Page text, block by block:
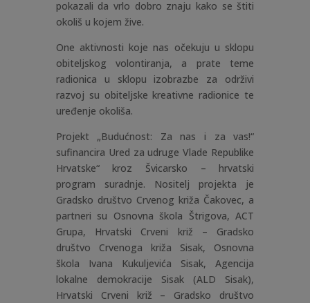
pokazali da vrlo dobro znaju kako se štiti
okoliš u kojem žive.
One aktivnosti koje nas očekuju u sklopu
obiteljskog volontiranja, a prate teme
radionica u sklopu izobrazbe za održivi
razvoj su obiteljske kreativne radionice te
uređenje okoliša.
Projekt „Budućnost: Za nas i za vas!“
sufinancira Ured za udruge Vlade Republike
Hrvatske“ kroz Švicarsko – hrvatski
program suradnje. Nositelj projekta je
Gradsko društvo Crvenog križa Čakovec, a
partneri su Osnovna škola Štrigova, ACT
Grupa, Hrvatski Crveni križ – Gradsko
društvo Crvenoga križa Sisak, Osnovna
škola Ivana Kukuljevića Sisak, Agencija
lokalne demokracije Sisak (ALD Sisak),
Hrvatski Crveni križ – Gradsko društvo